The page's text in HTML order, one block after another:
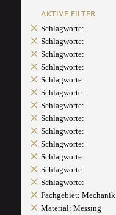
AKTIVE FILTER
Schlagworte:
Schlagworte:
Schlagworte:
Schlagworte:
Schlagworte:
Schlagworte:
Schlagworte:
Schlagworte:
Schlagworte:
Schlagworte:
Schlagworte:
Schlagworte:
Schlagworte:
Fachgebiet: Mechanik
Material: Messing